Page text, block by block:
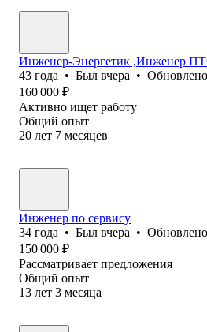
Инженер-Энергетик ,Инженер
43 года • Был вчера • Обновлено
160 000 ₽
Активно ищет работу
Общий опыт
20 лет 7 месяцев
Инженер по сервису
34 года • Был вчера • Обновлено
150 000 ₽
Рассматривает предложения
Общий опыт
13 лет 3 месяца